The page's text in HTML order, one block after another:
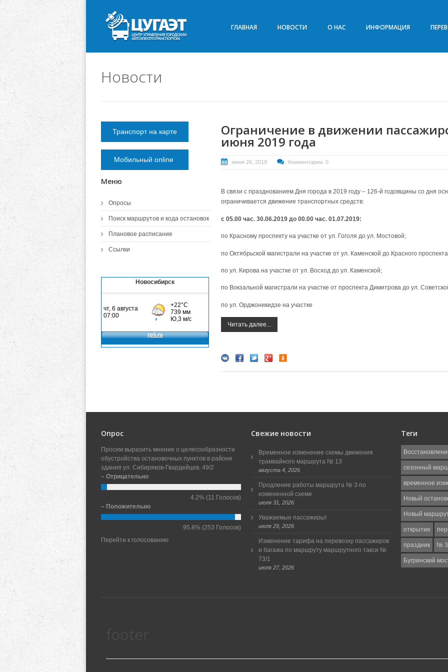
ГЛАВНАЯ НОВОСТИ О НАС ИНФОРМАЦИЯ
Новости
Ограничение в движении
июня 2019 года
июня 26, 2019 Комментарии: 0
В связи с празднованием Дня города в 2019 году – 126-й годовщины со дня
ограничивается движение транспортных средств:
с 05.00 час. 30.06.2019 до 00.00 час. 01.07.2019:
по Красному проспекту на участке от ул. Гоголя до ул. Мостовой;
по Октябрьской магистрали на участке от ул. Каменской до Красного
по ул. Кирова на участке от ул. Восход до ул. Каменской;
по Вокзальной магистрали на участке от проспекта Димитрова до ул.
по ул. Орджоникидзе на участке
Читать далее...
Транспорт на карте
Мобильный online
Меню
Опросы
Поиск маршрутов и кода остановок
Плановое расписание
Ссылки
Новосибирск
Опрос
Просим выразить мнение о целесообразности
обустройства остановочных пунктов в районе
здания ул. Сибиряков-Гвардейцев, 49/2
– Отрицательно
4.2% (11 Голосов)
– Положительно
95.8% (253 Голосов)
Перейти к голосованию
Свежие новости
Временное изменение схемы движения
трамвайного маршрута № 13
августа 4, 2026
Продление работы маршрута № 3 по
измененной схеме
июля 31, 2026
Уважаемые пассажиры!
июля 29, 2026
Изменение тарифа на перевозку пассажиров
и багажа по маршруту маршрутного такси №
73/1
июля 27, 2026
Теги
сезонный
временное
Новый
Новый
открытие
праздник №
Бугринский
footer